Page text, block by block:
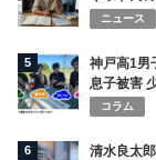
ニュース
5
神戸高1男
息子被害
コラム
6
清水良太